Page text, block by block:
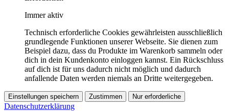
Immer aktiv
Technisch erforderliche Cookies gewährleisten ausschließlich
grundlegende Funktionen unserer Webseite. Sie dienen zum
Beispiel dazu, dass du Produkte im Warenkorb sammeln oder
dich in dein Kundenkonto einloggen kannst. Ein Rückschluss
auf dich ist für uns dadurch nicht möglich und dadurch
anfallende Daten werden niemals an Dritte weitergegeben.
Einstellungen speichern Zustimmen Nur erforderliche
Datenschutzerklärung